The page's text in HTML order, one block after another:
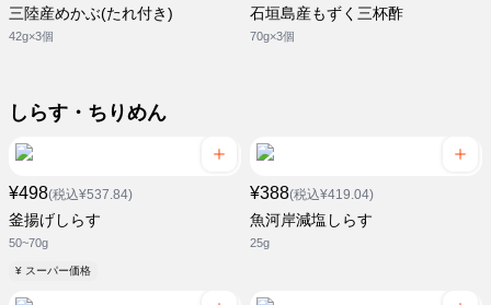
三陸産めかぶ(たれ付き)
42g×3個
石垣島産もずく三杯酢
70g×3個
しらす・ちりめん
¥498(税込¥537.84)
釜揚げしらす
50~70g
¥ スーパー価格
¥388(税込¥419.04)
魚河岸減塩しらす
25g